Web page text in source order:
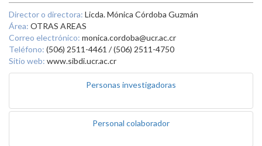
Director o directora: Licda. Mónica Córdoba Guzmán
Área: OTRAS AREAS
Correo electrónico: monica.cordoba@ucr.ac.cr
Teléfono: (506) 2511-4461 / (506) 2511-4750
Sitio web: www.sibdi.ucr.ac.cr
Personas investigadoras
Personal colaborador